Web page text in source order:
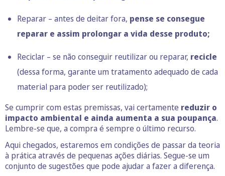
Reparar – antes de deitar fora, pense se consegue
reparar e assim prolongar a vida desse produto;
Reciclar – se não conseguir reutilizar ou reparar, recicle
(dessa forma, garante um tratamento adequado de cada
material para poder ser reutilizado);
Se cumprir com estas premissas, vai certamente reduzir o
impacto ambiental e ainda aumenta a sua poupança.
Lembre-se que, a compra é sempre o último recurso.
Aqui chegados, estaremos em condições de passar da teoria
à prática através de pequenas ações diárias. Segue-se um
conjunto de sugestões que pode ajudar a fazer a diferença.